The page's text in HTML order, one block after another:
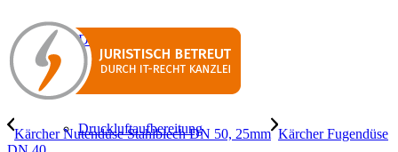
Druckluftverteilung
Druckluftaufbereitung
Kärcher Nutendüse Stahlblech DN 50, 25mm Kärcher Fugendüse